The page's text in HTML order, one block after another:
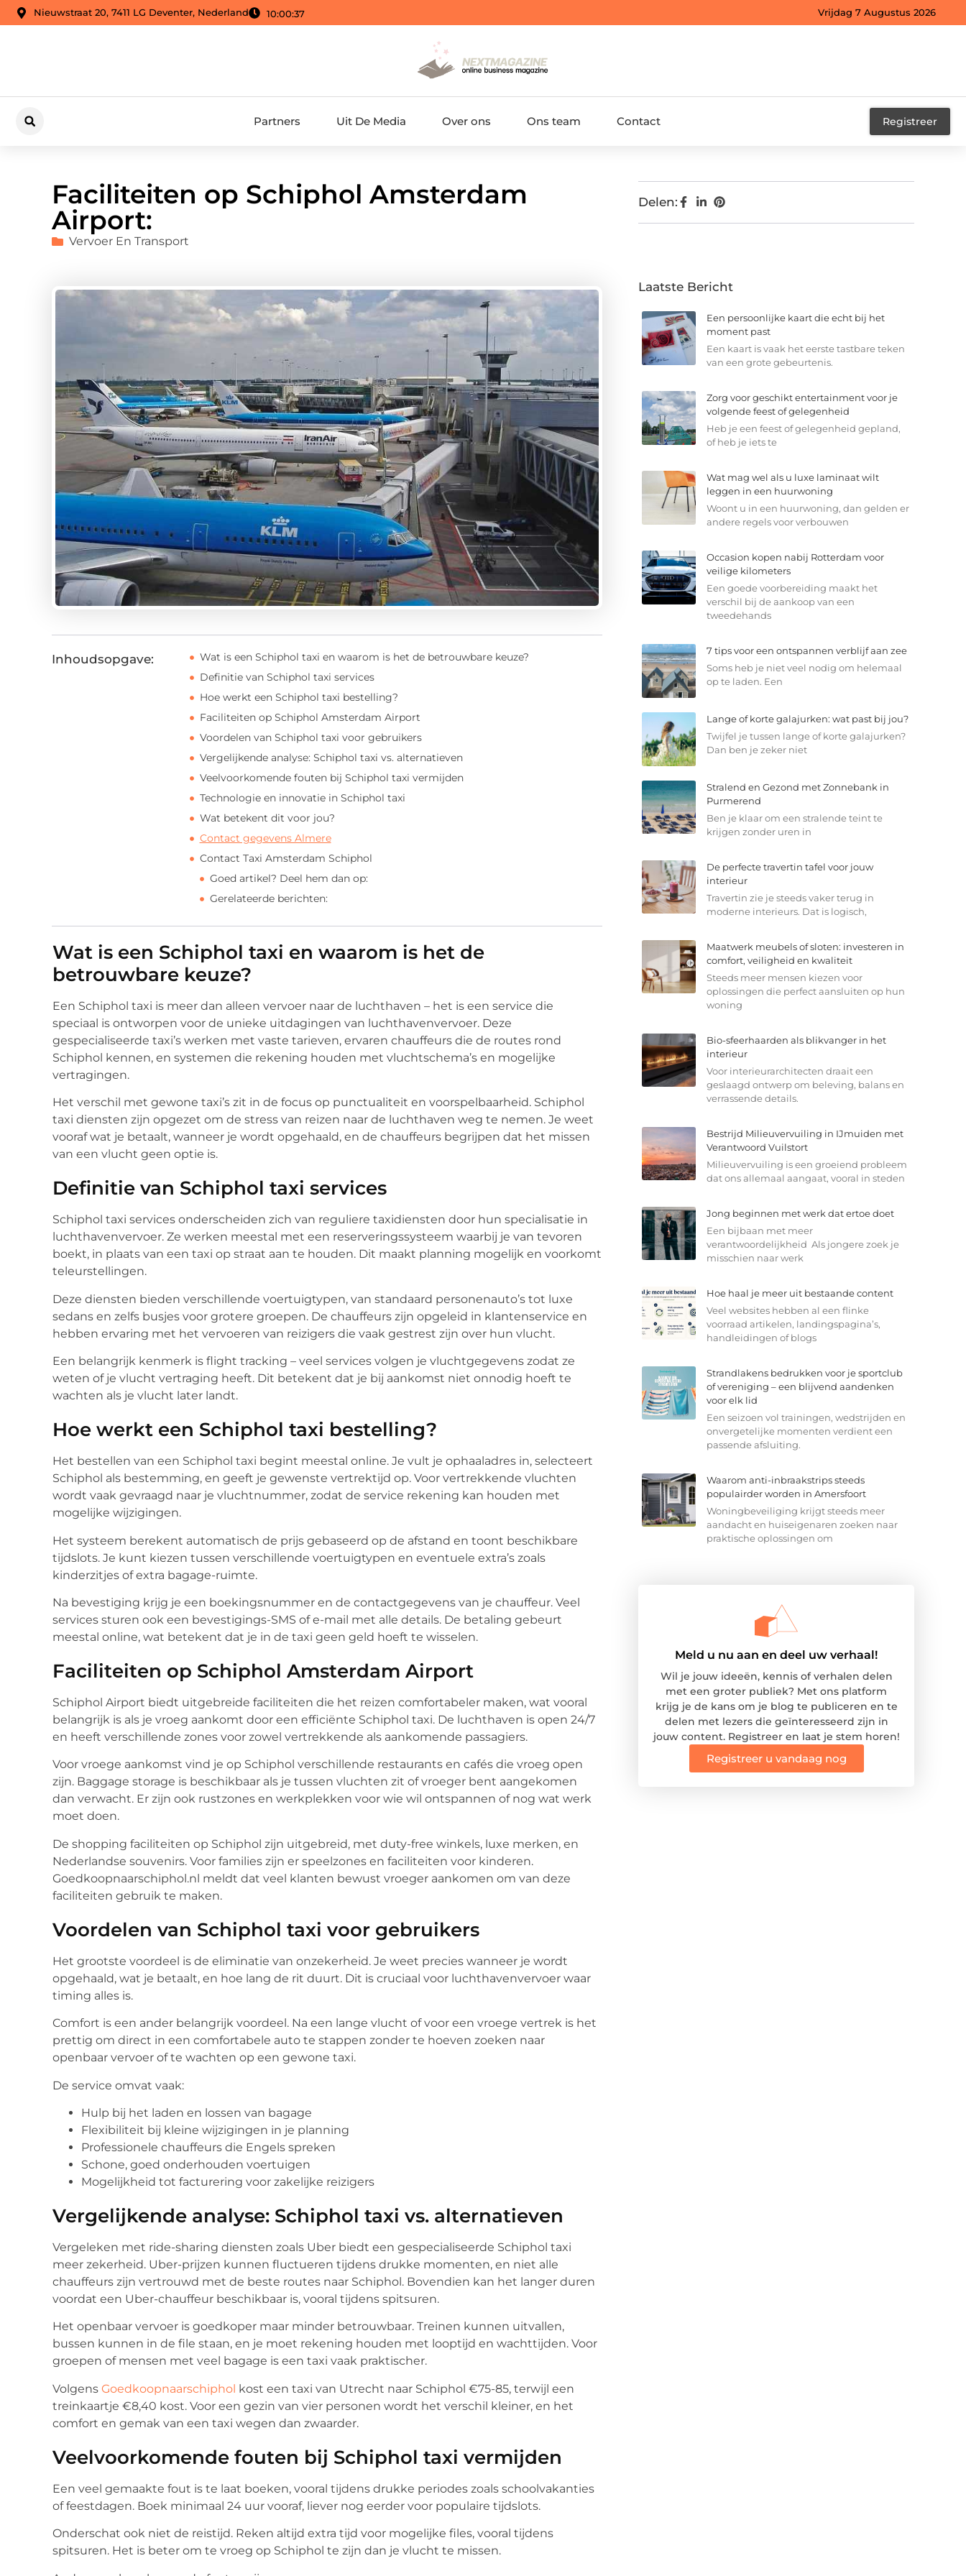
Nieuwstraat 20, 7411 LG Deventer, Nederland 10:00:38 Vrijdag 7 Augustus 2026
Partners Uit De Media Over ons Ons team Contact Registreer
Faciliteiten op Schiphol Amsterdam
Airport:
Vervoer En Transport
Inhoudsopgave:
Wat is een Schiphol taxi en waarom is het de betrouwbare keuze?
Definitie van Schiphol taxi services
Hoe werkt een Schiphol taxi bestelling?
Faciliteiten op Schiphol Amsterdam Airport
Voordelen van Schiphol taxi voor gebruikers
Vergelijkende analyse: Schiphol taxi vs. alternatieven
Veelvoorkomende fouten bij Schiphol taxi vermijden
Technologie en innovatie in Schiphol taxi
Wat betekent dit voor jou?
Contact gegevens Almere
Contact Taxi Amsterdam Schiphol
Goed artikel? Deel hem dan op:
Gerelateerde berichten:
Wat is een Schiphol taxi en waarom is het de
betrouwbare keuze?
Een Schiphol taxi is meer dan alleen vervoer naar de luchthaven – het is een service die
speciaal is ontworpen voor de unieke uitdagingen van luchthavenvervoer. Deze
gespecialiseerde taxi’s werken met vaste tarieven, ervaren chauffeurs die de routes rond
Schiphol kennen, en systemen die rekening houden met vluchtschema’s en mogelijke
vertragingen.
Het verschil met gewone taxi’s zit in de focus op punctualiteit en voorspelbaarheid. Schiphol
taxi diensten zijn opgezet om de stress van reizen naar de luchthaven weg te nemen. Je weet
vooraf wat je betaalt, wanneer je wordt opgehaald, en de chauffeurs begrijpen dat het missen
van een vlucht geen optie is.
Definitie van Schiphol taxi services
Schiphol taxi services onderscheiden zich van reguliere taxidiensten door hun specialisatie in
luchthavenvervoer. Ze werken meestal met een reserveringssysteem waarbij je van tevoren
boekt, in plaats van een taxi op straat aan te houden. Dit maakt planning mogelijk en voorkomt
teleurstellingen.
Deze diensten bieden verschillende voertuigtypen, van standaard personenauto’s tot luxe
sedans en zelfs busjes voor grotere groepen. De chauffeurs zijn opgeleid in klantenservice en
hebben ervaring met het vervoeren van reizigers die vaak gestrest zijn over hun vlucht.
Een belangrijk kenmerk is flight tracking – veel services volgen je vluchtgegevens zodat ze
weten of je vlucht vertraging heeft. Dit betekent dat je bij aankomst niet onnodig hoeft te
wachten als je vlucht later landt.
Hoe werkt een Schiphol taxi bestelling?
Het bestellen van een Schiphol taxi begint meestal online. Je vult je ophaaladres in, selecteert
Schiphol als bestemming, en geeft je gewenste vertrektijd op. Voor vertrekkende vluchten
wordt vaak gevraagd naar je vluchtnummer, zodat de service rekening kan houden met
mogelijke wijzigingen.
Het systeem berekent automatisch de prijs gebaseerd op de afstand en toont beschikbare
tijdslots. Je kunt kiezen tussen verschillende voertuigtypen en eventuele extra’s zoals
kinderzitjes of extra bagage-ruimte.
Na bevestiging krijg je een boekingsnummer en de contactgegevens van je chauffeur. Veel
services sturen ook een bevestigings-SMS of e-mail met alle details. De betaling gebeurt
meestal online, wat betekent dat je in de taxi geen geld hoeft te wisselen.
Faciliteiten op Schiphol Amsterdam Airport
Schiphol Airport biedt uitgebreide faciliteiten die het reizen comfortabeler maken, wat vooral
belangrijk is als je vroeg aankomt door een efficiënte Schiphol taxi. De luchthaven is open 24/7
en heeft verschillende zones voor zowel vertrekkende als aankomende passagiers.
Voor vroege aankomst vind je op Schiphol verschillende restaurants en cafés die vroeg open
zijn. Baggage storage is beschikbaar als je tussen vluchten zit of vroeger bent aangekomen
dan verwacht. Er zijn ook rustzones en werkplekken voor wie wil ontspannen of nog wat werk
moet doen.
De shopping faciliteiten op Schiphol zijn uitgebreid, met duty-free winkels, luxe merken, en
Nederlandse souvenirs. Voor families zijn er speelzones en faciliteiten voor kinderen.
Goedkoopnaarschiphol.nl meldt dat veel klanten bewust vroeger aankomen om van deze
faciliteiten gebruik te maken.
Voordelen van Schiphol taxi voor gebruikers
Het grootste voordeel is de eliminatie van onzekerheid. Je weet precies wanneer je wordt
opgehaald, wat je betaalt, en hoe lang de rit duurt. Dit is cruciaal voor luchthavenvervoer waar
timing alles is.
Comfort is een ander belangrijk voordeel. Na een lange vlucht of voor een vroege vertrek is het
prettig om direct in een comfortabele auto te stappen zonder te hoeven zoeken naar
openbaar vervoer of te wachten op een gewone taxi.
De service omvat vaak:
Hulp bij het laden en lossen van bagage
Flexibiliteit bij kleine wijzigingen in je planning
Professionele chauffeurs die Engels spreken
Schone, goed onderhouden voertuigen
Mogelijkheid tot facturering voor zakelijke reizigers
Vergelijkende analyse: Schiphol taxi vs. alternatieven
Vergeleken met ride-sharing diensten zoals Uber biedt een gespecialiseerde Schiphol taxi
meer zekerheid. Uber-prijzen kunnen fluctueren tijdens drukke momenten, en niet alle
chauffeurs zijn vertrouwd met de beste routes naar Schiphol. Bovendien kan het langer duren
voordat een Uber-chauffeur beschikbaar is, vooral tijdens spitsuren.
Het openbaar vervoer is goedkoper maar minder betrouwbaar. Treinen kunnen uitvallen,
bussen kunnen in de file staan, en je moet rekening houden met looptijd en wachttijden. Voor
groepen of mensen met veel bagage is een taxi vaak praktischer.
Volgens Goedkoopnaarschiphol kost een taxi van Utrecht naar Schiphol €75-85, terwijl een
treinkaartje €8,40 kost. Voor een gezin van vier personen wordt het verschil kleiner, en het
comfort en gemak van een taxi wegen dan zwaarder.
Veelvoorkomende fouten bij Schiphol taxi vermijden
Een veel gemaakte fout is te laat boeken, vooral tijdens drukke periodes zoals schoolvakanties
of feestdagen. Boek minimaal 24 uur vooraf, liever nog eerder voor populaire tijdslots.
Onderschat ook niet de reistijd. Reken altijd extra tijd voor mogelijke files, vooral tijdens
spitsuren. Het is beter om te vroeg op Schiphol te zijn dan je vlucht te missen.
Delen:
Laatste Bericht
Een persoonlijke kaart die echt bij het
moment past
Een kaart is vaak het eerste tastbare teken
van een grote gebeurtenis.
Zorg voor geschikt entertainment voor je
volgende feest of gelegenheid
Heb je een feest of gelegenheid gepland,
of heb je iets te
Wat mag wel als u luxe laminaat wilt
leggen in een huurwoning
Woont u in een huurwoning, dan gelden er
andere regels voor verbouwen
Occasion kopen nabij Rotterdam voor
veilige kilometers
Een goede voorbereiding maakt het
verschil bij de aankoop van een
tweedehands
7 tips voor een ontspannen verblijf aan zee
Soms heb je niet veel nodig om helemaal
op te laden. Een
Lange of korte galajurken: wat past bij jou?
Twijfel je tussen lange of korte galajurken?
Dan ben je zeker niet
Stralend en Gezond met Zonnebank in
Purmerend
Ben je klaar om een stralende teint te
krijgen zonder uren in
De perfecte travertin tafel voor jouw
interieur
Travertin zie je steeds vaker terug in
moderne interieurs. Dat is logisch,
Maatwerk meubels of sloten: investeren in
comfort, veiligheid en kwaliteit
Steeds meer mensen kiezen voor
oplossingen die perfect aansluiten op hun
woning
Bio-sfeerhaarden als blikvanger in het
interieur
Voor interieurarchitecten draait een
geslaagd ontwerp om beleving, balans en
verrassende details.
Bestrijd Milieuvervuiling in IJmuiden met
Verantwoord Vuilstort
Milieuvervuiling is een groeiend probleem
dat ons allemaal aangaat, vooral in steden
Jong beginnen met werk dat ertoe doet
Een bijbaan met meer
verantwoordelijkheid Als jongere zoek je
misschien naar werk
Hoe haal je meer uit bestaande content
Veel websites hebben al een flinke
voorraad artikelen, landingspagina’s,
handleidingen of blogs
Strandlakens bedrukken voor je sportclub
of vereniging – een blijvend aandenken
voor elk lid
Een seizoen vol trainingen, wedstrijden en
onvergetelijke momenten verdient een
passende afsluiting.
Waarom anti-inbraakstrips steeds
populairder worden in Amersfoort
Woningbeveiliging krijgt steeds meer
aandacht en huiseigenaren zoeken naar
praktische oplossingen om
Meld u nu aan en deel uw verhaal!
Wil je jouw ideeën, kennis of verhalen delen
met een groter publiek? Met ons platform
krijg je de kans om je blog te publiceren en te
delen met lezers die geïnteresseerd zijn in
jouw content. Registreer en laat je stem horen!
Registreer u vandaag nog